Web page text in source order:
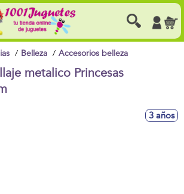
Belleza Accesorios belleza
metalico Princesas
3 años